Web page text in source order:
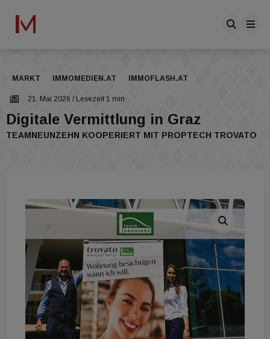
MARKT IMMOMEDIEN.AT IMMOFLASH.AT
21. Mai 2026 / Lesezeit 1 min
Digitale Vermittlung in Graz
TEAMNEUNZEHN KOOPERIERT MIT PROPTECH TROVATO